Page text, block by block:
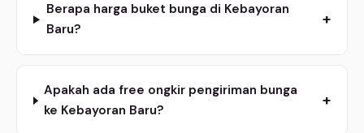
Berapa harga buket bunga di Kebayoran
Baru?
+
Apakah ada free ongkir pengiriman bunga
ke Kebayoran Baru?
+